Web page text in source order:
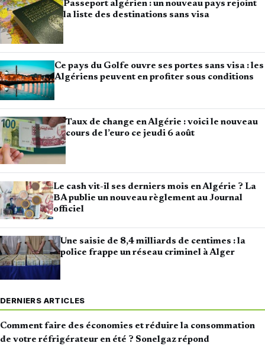
Passeport algérien : un nouveau pays rejoint
la liste des destinations sans visa
Ce pays du Golfe ouvre ses portes sans visa : les
Algériens peuvent en profiter sous conditions
Taux de change en Algérie : voici le nouveau
cours de l’euro ce jeudi 6 août
Le cash vit-il ses derniers mois en Algérie ? La
BA publie un nouveau règlement au Journal
officiel
Une saisie de 8,4 milliards de centimes : la
police frappe un réseau criminel à Alger
DERNIERS ARTICLES
Comment faire des économies et réduire la consommation
de votre réfrigérateur en été ? Sonelgaz répond